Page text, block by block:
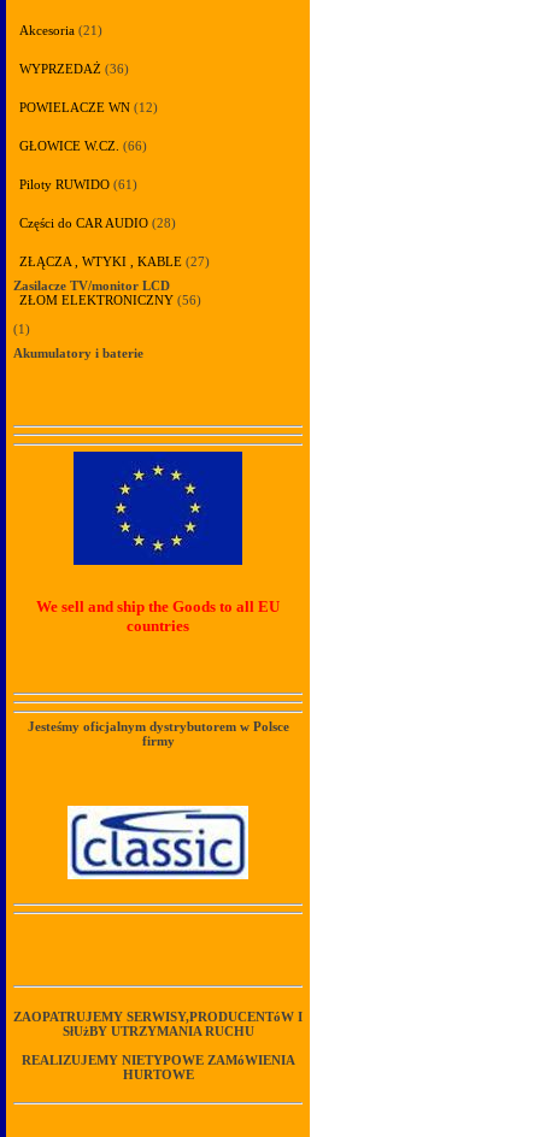
Akcesoria (21)
WYPRZEDAŻ (36)
POWIELACZE WN (12)
GŁOWICE W.CZ. (66)
Piloty RUWIDO (61)
Części do CAR AUDIO (28)
ZŁĄCZA , WTYKI , KABLE (27)
Zasilacze TV/monitor LCD
ZŁOM ELEKTRONICZNY (56)
(1)
Akumulatory i baterie
We sell and ship the Goods to all EU
countries
Jesteśmy oficjalnym dystrybutorem w Polsce
firmy
ZAOPATRUJEMY SERWISY,PRODUCENTóW I
SłUżBY UTRZYMANIA RUCHU
REALIZUJEMY NIETYPOWE ZAMóWIENIA
HURTOWE